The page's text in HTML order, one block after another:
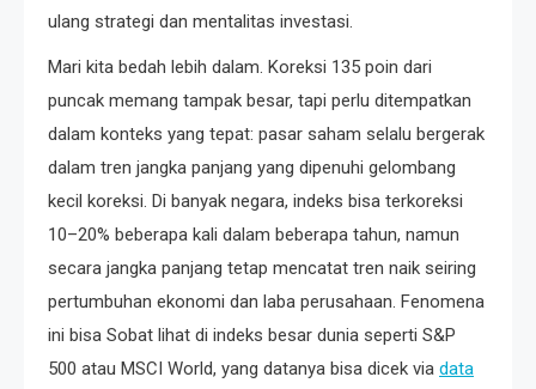
ulang strategi dan mentalitas investasi.
Mari kita bedah lebih dalam. Koreksi 135 poin dari
puncak memang tampak besar, tapi perlu ditempatkan
dalam konteks yang tepat: pasar saham selalu bergerak
dalam tren jangka panjang yang dipenuhi gelombang
kecil koreksi. Di banyak negara, indeks bisa terkoreksi
10–20% beberapa kali dalam beberapa tahun, namun
secara jangka panjang tetap mencatat tren naik seiring
pertumbuhan ekonomi dan laba perusahaan. Fenomena
ini bisa Sobat lihat di indeks besar dunia seperti S&P
500 atau MSCI World, yang datanya bisa dicek via data